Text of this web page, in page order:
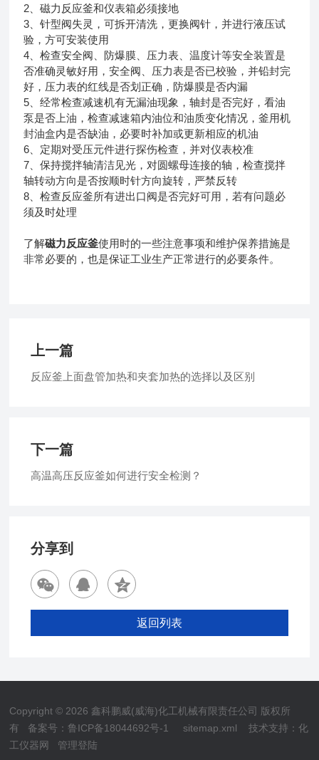
2、磁力反应釜和仪表箱必须接地
3、针型阀失灵，可拆开清洗，更换阀针，并进行液压试
验，方可安装使用
4、检查安全阀、防爆膜、压力表、温度计等安全装置是
否准确灵敏好用，安全阀、压力表是否已校验，并铅封完
好，压力表的红线是否划正确，防爆膜是否内漏
5、经常检查减速机有无漏油现象，轴封是否完好，看油
泵是否上油，检查减速箱内油位和油质变化情况，釜用机
封油盒内是否缺油，必要时补加或更新相应的机油
6、定期对受压元件进行探伤检查，并对仪表校准
7、保持搅拌轴清洁见光，对圆螺母连接的轴，检查搅拌
轴转动方向是否按顺时针方向旋转，严禁反转
8、检查反应釜所有进出口阀是否完好可用，若有问题必
须及时处理
了解磁力反应釜使用时的一些注意事项和维护保养措施是
非常必要的，也是保证工业生产正常进行的必要条件。
上一篇
反应釜上面盘管加热和夹套加热的选择以及区别
下一篇
高温高压反应釜如何进行安全检测？
分享到
返回列表
Copyright © 2026 鑫科鹏威(威海)化工机械有限责任公司 版权所
有 备案号：鲁ICP备18044692号-1 sitemap.xml 技术支持：化
工仪器网
管理登陆